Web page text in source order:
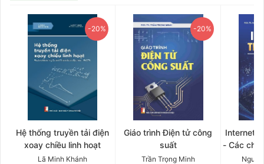
-20%
Hệ thống truyền tải điện
xoay chiều linh hoạt
Lã Minh Khánh
-20%
Giáo trình Điện tử công
suất
Trần Trọng Minh
Internet
- Các